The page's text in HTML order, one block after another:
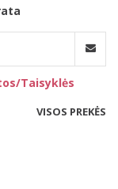
Taisyklės
VISOS PREKĖS